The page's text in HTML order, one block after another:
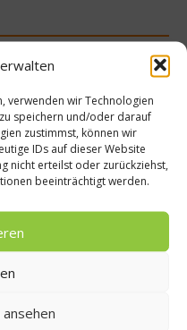
verwenden wir Technologien
speichern und/oder darauf
zustimmst, können wir
IDs auf dieser Website
nicht erteilst oder zurückziehst,
beeinträchtigt werden.
Senf